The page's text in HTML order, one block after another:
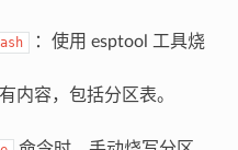
：使用 esptool 工具烧
内容，包括分区表。